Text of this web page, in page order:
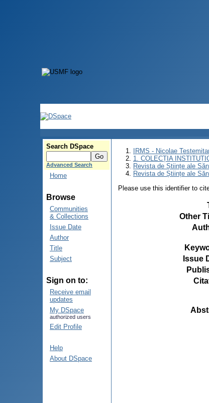
Search DSpace
Advanced Search
Home
Browse
Communities
& Collections
Issue Date
Author
Title
Subject
Sign on to:
Receive email
updates
My DSpace
authorized users
Edit Profile
Help
About DSpace
IRMS - Nicolae
1. COLECȚIA
Revista de Științe ale
Revista de Științe ale
Please use this identifier to
Other
Issue